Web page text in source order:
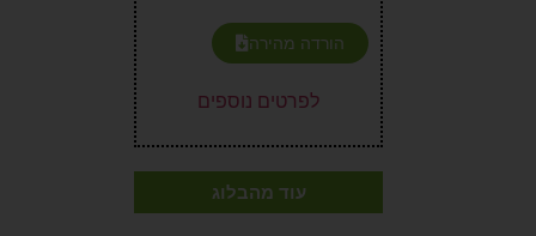
הורדה מהירה
לפרטים נוספים
עוד מהבלוג